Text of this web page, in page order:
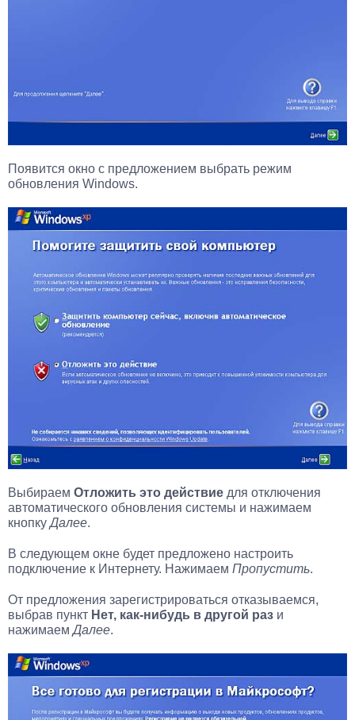
Появится окно с предложением выбрать режим
обновления Windows.
Выбираем Отложить это действие для отключения
автоматического обновления системы и нажимаем
кнопкуДалее.
В следующем окне будет предложено настроить
подключение к Интернету. Нажимаем Пропустить.
От предложения зарегистрироваться отказываемся,
выбрав пункт Нет, как-нибудь в другой раз и
нажимаемДалее.